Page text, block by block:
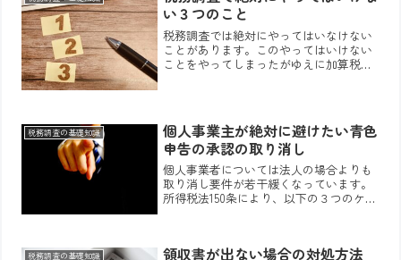
い３つのこと
税務調査では絶対にやってはいなけない
ことがあります。このやってはいけない
ことをやってしまったがゆえに加算税が
では税務調査で気を付けるべきことをご
紹介します。
税務調査の基礎知識
個人事業主が絶対に避けたい青色
申告の承認の取り消し
個人事業者については法人の場合よりも
取り消し要件が若干緩くなっています。
所得税法150条により、以下の３つのケー
にその具体的な取り扱...
税務調査の基礎知識 領収書が出ない場合の対処方法